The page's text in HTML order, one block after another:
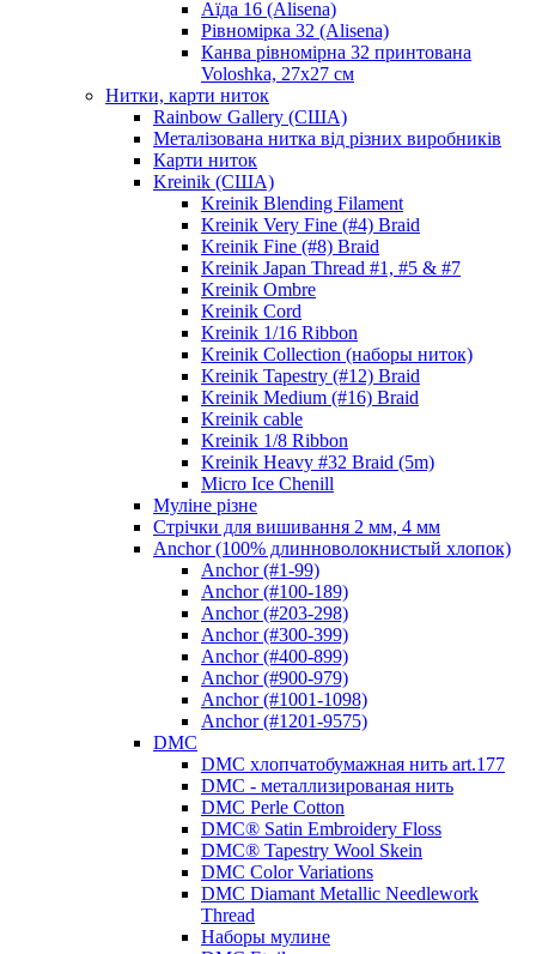
Аїда 16 (Alisena)
Рівномірка 32 (Alisena)
Канва рівномірна 32 принтована
Voloshka, 27х27 см
Нитки, карти ниток
Rainbow Gallery (США)
Металізована нитка від різних виробників
Карти ниток
Kreinik (США)
Kreinik Blending Filament
Kreinik Very Fine (#4) Braid
Kreinik Fine (#8) Braid
Kreinik Japan Thread #1, #5 & #7
Kreinik Ombre
Kreinik Cord
Kreinik 1/16 Ribbon
Kreinik Collection (наборы ниток)
Kreinik Tapestry (#12) Braid
Kreinik Medium (#16) Braid
Kreinik cable
Kreinik 1/8 Ribbon
Kreinik Heavy #32 Braid (5m)
Micro Ice Chenill
Муліне різне
Стрічки для вишивання 2 мм, 4 мм
Anchor (100% длинноволокнистый хлопок)
Anchor (#1-99)
Anchor (#100-189)
Anchor (#203-298)
Anchor (#300-399)
Anchor (#400-899)
Anchor (#900-979)
Anchor (#1001-1098)
Anchor (#1201-9575)
DMC
DMC хлопчатобумажная нить art.177
DMC - металлизированая нить
DMC Perle Cotton
DMC® Satin Embroidery Floss
DMC® Tapestry Wool Skein
DMC Color Variations
DMC Diamant Metallic Needlework
Thread
Наборы мулине